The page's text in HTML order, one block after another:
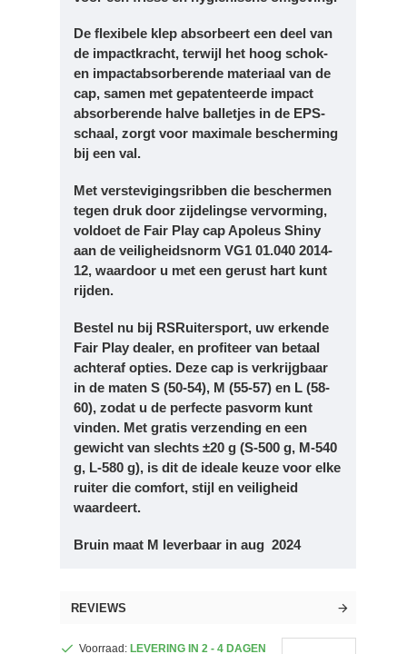
De flexibele klep absorbeert een deel van
de impactkracht, terwijl het hoog schok-
en impactabsorberende materiaal van de
cap, samen met gepatenteerde impact
absorberende halve balletjes in de EPS-
schaal, zorgt voor maximale bescherming
bij een val.
Met verstevigingsribben die beschermen
tegen druk door zijdelingse vervorming,
voldoet de Fair Play cap Apoleus Shiny
aan de veiligheidsnorm VG1 01.040 2014-
12, waardoor u met een gerust hart kunt
rijden.
Bestel nu bij RSRuitersport, uw erkende
Fair Play dealer, en profiteer van betaal
achteraf opties. Deze cap is verkrijgbaar
in de maten S (50-54), M (55-57) en L (58-
60), zodat u de perfecte pasvorm kunt
vinden. Met gratis verzending en een
gewicht van slechts ±20 g (S-500 g, M-540
g, L-580 g), is dit de ideale keuze voor elke
ruiter die comfort, stijl en veiligheid
waardeert.
Bruin maat M leverbaar in aug 2024
REVIEWS
Voorraad: LEVERING IN 2 - 4 DAGEN